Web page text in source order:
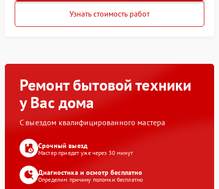
Узнать стоимость работ
Ремонт бытовой техники
у Вас дома
С выездом квалифицированного мастера
Срочный выезд
Мастер приедет уже через 30 минут
Диагностика и осмотр бесплатно
Определим причину поломки бесплатно